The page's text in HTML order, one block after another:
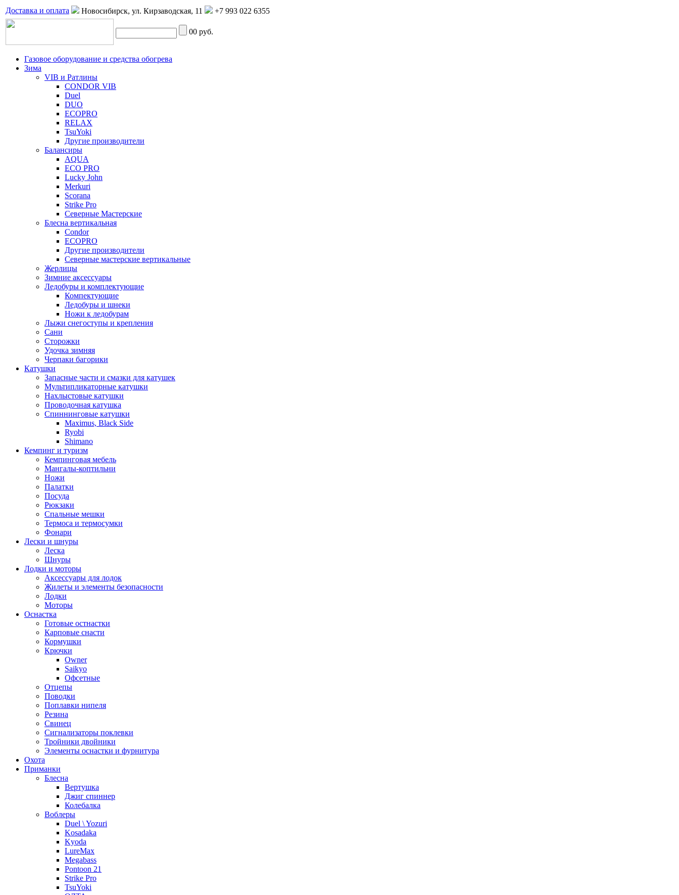
Доставка и оплата Новосибирск, ул. Кирзаводская, 11 +7 993 022 6355
00 руб.
Газовое оборудование и средства обогрева
Зима
VIB и Ратлины
CONDOR VIB
Duel
DUO
ECOPRO
RELAX
TsuYoki
Другие производители
Балансиры
AQUA
ECO PRO
Lucky John
Merkuri
Scorana
Strike Pro
Северные Мастерские
Блесна вертикальная
Condor
ECOPRO
Другие производители
Северные мастерские вертикальные
Жерлицы
Зимние аксессуары
Ледобуры и комплектующие
Компектующие
Ледобуры и шнеки
Ножи к ледобурам
Лыжи снегоступы и крепления
Сани
Сторожки
Удочка зимняя
Черпаки багорики
Катушки
Запасные части и смазки для катушек
Мультипликаторные катушки
Нахлыстовые катушки
Проводочная катушка
Спиннинговые катушки
Maximus, Black Side
Ryobi
Shimano
Кемпинг и туризм
Кемпинговая мебель
Мангалы-коптильни
Ножи
Палатки
Посуда
Рюкзаки
Спальные мешки
Термоса и термосумки
Фонари
Лески и шнуры
Леска
Шнуры
Лодки и моторы
Аксессуары для лодок
Жилеты и элементы безопасности
Лодки
Моторы
Оснастка
Готовые остнастки
Карповые снасти
Кормушки
Крючки
Owner
Saikyo
Офсетные
Отцепы
Поводки
Поплавки нипеля
Резина
Свинец
Сигнализаторы поклевки
Тройники двойники
Элементы оснастки и фурнитура
Охота
Приманки
Блесна
Вертушка
Джиг спиннер
Колебалка
Воблеры
Duel \ Yozuri
Kosadaka
Kyoda
LureMax
Megabass
Pontoon 21
Strike Pro
TsuYoki